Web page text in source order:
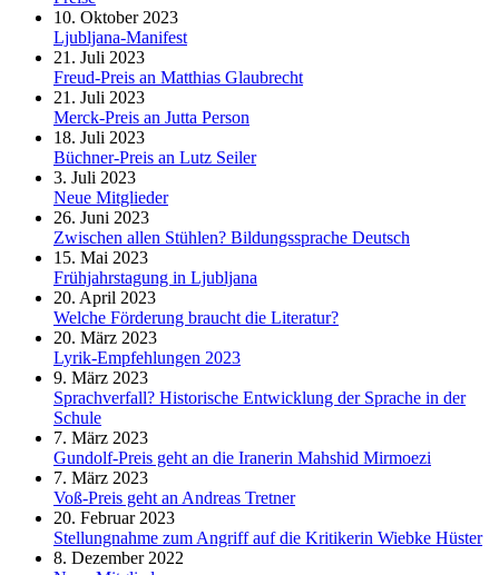
10. Oktober 2023
Ljubljana-Manifest
21. Juli 2023
Freud-Preis an Matthias Glaubrecht
21. Juli 2023
Merck-Preis an Jutta Person
18. Juli 2023
Büchner-Preis an Lutz Seiler
3. Juli 2023
Neue Mitglieder
26. Juni 2023
Zwischen allen Stühlen? Bildungssprache Deutsch
15. Mai 2023
Frühjahrstagung in Ljubljana
20. April 2023
Welche Förderung braucht die Literatur?
20. März 2023
Lyrik-Empfehlungen 2023
9. März 2023
Sprachverfall? Historische Entwicklung der Sprache in der
Schule
7. März 2023
Gundolf-Preis geht an die Iranerin Mahshid Mirmoezi
7. März 2023
Voß-Preis geht an Andreas Tretner
20. Februar 2023
Stellungnahme zum Angriff auf die Kritikerin Wiebke Hüster
8. Dezember 2022